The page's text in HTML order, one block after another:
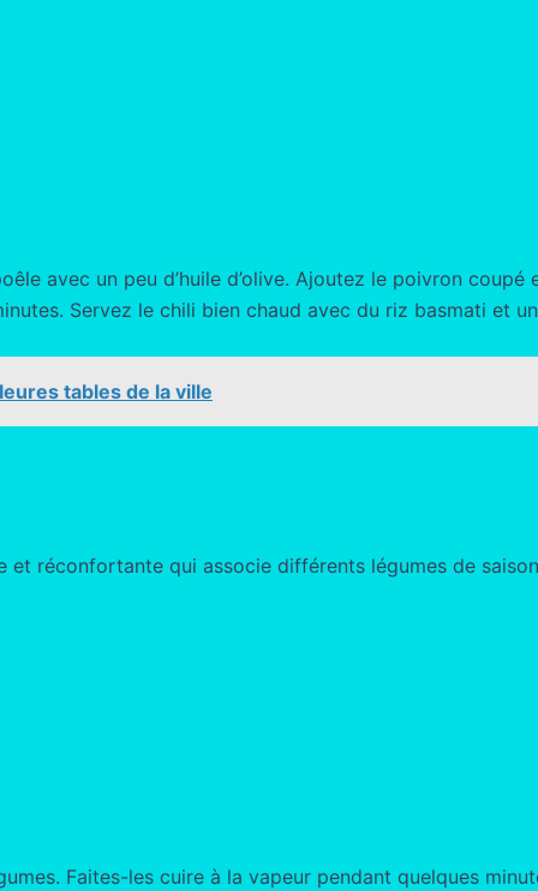
avec un peu d’huile d’olive. Ajoutez le poivron
Servez le chili bien chaud avec du riz basmati et
tables de la ville
et réconfortante qui associe différents légumes de
Faites-les cuire à la vapeur pendant quelques